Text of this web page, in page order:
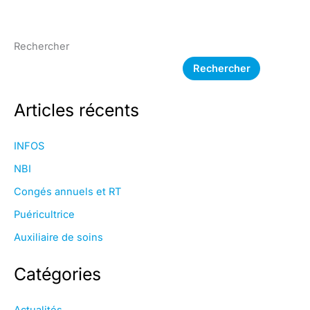
Rechercher
Rechercher
Articles récents
INFOS
NBI
Congés annuels et RT
Puéricultrice
Auxiliaire de soins
Catégories